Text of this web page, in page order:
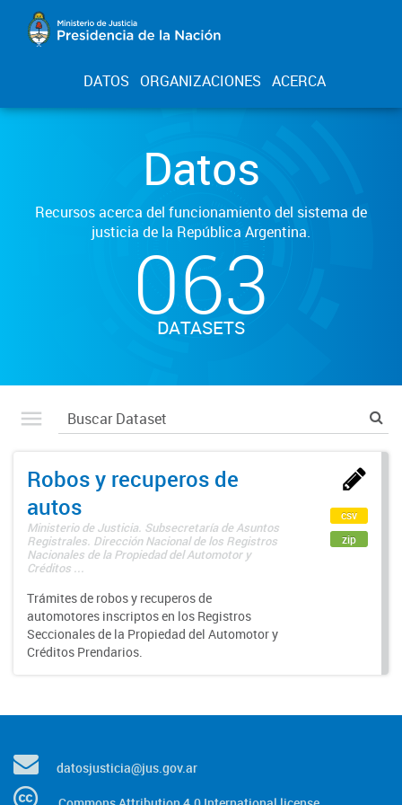
DATOS ORGANIZACIONES ACERCA
Datos
Recursos acerca del funcionamiento del sistema de
justicia de la República Argentina.
063
DATASETS
Robos y recuperos de
autos
Ministerio de Justicia. Subsecretaría de Asuntos
Registrales. Dirección Nacional de los Registros
Nacionales de la Propiedad del Automotor y
Créditos ...
Trámites de robos y recuperos de
automotores inscriptos en los Registros
Seccionales de la Propiedad del Automotor y
Créditos Prendarios.
csv
zip
datosjusticia@jus.gov.ar